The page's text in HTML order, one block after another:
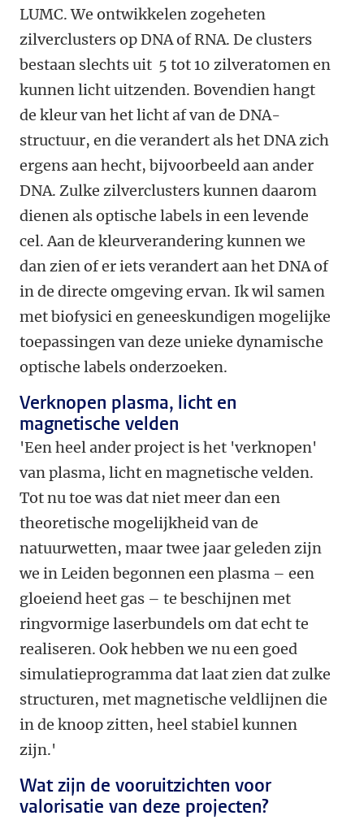
LUMC. We ontwikkelen zogeheten
zilverclusters op DNA of RNA. De clusters
bestaan slechts uit 5 tot 10 zilveratomen en
kunnen licht uitzenden. Bovendien hangt
de kleur van het licht af van de DNA-
structuur, en die verandert als het DNA zich
ergens aan hecht, bijvoorbeeld aan ander
DNA. Zulke zilverclusters kunnen daarom
dienen als optische labels in een levende
cel. Aan de kleurverandering kunnen we
dan zien of er iets verandert aan het DNA of
in de directe omgeving ervan. Ik wil samen
met biofysici en geneeskundigen mogelijke
toepassingen van deze unieke dynamische
optische labels onderzoeken.
Verknopen plasma, licht en
magnetische velden
'Een heel ander project is het 'verknopen'
van plasma, licht en magnetische velden.
Tot nu toe was dat niet meer dan een
theoretische mogelijkheid van de
natuurwetten, maar twee jaar geleden zijn
we in Leiden begonnen een plasma – een
gloeiend heet gas – te beschijnen met
ringvormige laserbundels om dat echt te
realiseren. Ook hebben we nu een goed
simulatieprogramma dat laat zien dat zulke
structuren, met magnetische veldlijnen die
in de knoop zitten, heel stabiel kunnen
zijn.'
Wat zijn de vooruitzichten voor
valorisatie van deze projecten?